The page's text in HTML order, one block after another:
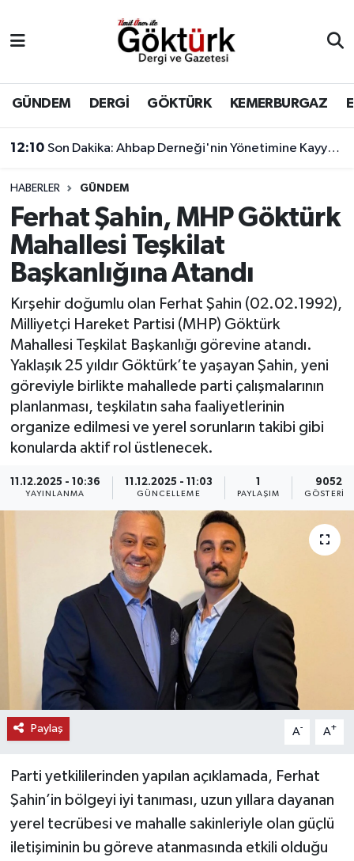
GÜNDEM DERGİ GÖKTÜRK KEMERBURGAZ
12:10 Son Dakika: Ahbap Derneği'nin Yönetimine Kayyum Atandı
HABERLER GÜNDEM
Ferhat Şahin, MHP Göktürk
Mahallesi Teşkilat
Başkanlığına Atandı
Kırşehir doğumlu olan Ferhat Şahin (02.02.1992),
Milliyetçi Hareket Partisi (MHP) Göktürk
Mahallesi Teşkilat Başkanlığı görevine atandı.
Yaklaşık 25 yıldır Göktürk’te yaşayan Şahin, yeni
göreviyle birlikte mahallede parti çalışmalarının
planlanması, teşkilatın saha faaliyetlerinin
organize edilmesi ve yerel sorunların takibi gibi
konularda aktif rol üstlenecek.
11.12.2025 - 10:36
YAYINLANMA
11.12.2025 - 11:03
GÜNCELLEME
1
PAYLAŞIM
9052
GÖSTERIM
Paylaş A- A+
Parti yetkililerinden yapılan açıklamada, Ferhat
Şahin’in bölgeyi iyi tanıması, uzun yıllara dayanan
yerel tecrübesi ve mahalle sakinleriyle olan güçlü
iletişiminin bu göreve atanmasında etkili olduğu
BİLİM
DERGİ
DÜNYA
EĞİTİM
EKONOMİ
GÖKTÜRK
GÜNDEM
KEMERBURGAZ
KÜLTÜR - SANAT
ÖZEL HABER
TEKNOLOJİ
TİCARET
YAŞAM
Eyüpsultan Hava Durumu
Eyüpsultan Trafik Yoğunluk Haritası
Süper Lig Puan Durumu ve Fikstür
Tüm Manşetler
Son Dakika Haberleri
Haber Arşivi